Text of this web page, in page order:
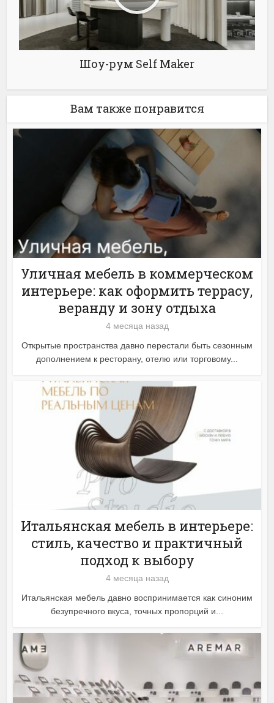
Шоу-рум Self Maker
Вам также понравится
Уличная мебель в коммерческом
интерьере: как оформить террасу,
веранду и зону отдыха
4 месяца назад
Открытые пространства давно перестали быть сезонным
дополнением к ресторану, отелю или торговому...
Итальянская мебель в интерьере:
стиль, качество и практичный
подход к выбору
4 месяца назад
Итальянская мебель давно воспринимается как синоним
безупречного вкуса, точных пропорций и...